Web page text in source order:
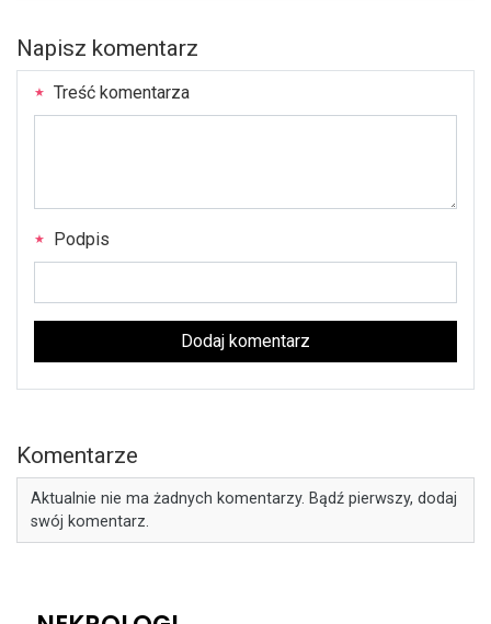
Napisz komentarz
Treść komentarza
Podpis
Dodaj komentarz
Komentarze
Aktualnie nie ma żadnych komentarzy. Bądź pierwszy, dodaj
swój komentarz.